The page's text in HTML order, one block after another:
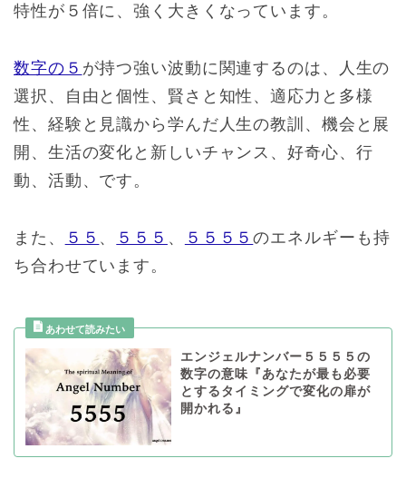
特性が５倍に、強く大きくなっています。
数字の５ が持つ強い波動に関連するのは、人生の
選択、自由と個性、賢さと知性、適応力と多様
性、経験と見識から学んだ人生の教訓、機会と展
開、生活の変化と新しいチャンス、好奇心、行
動、活動、です。
また、 ５５ 、 ５５５ 、 ５５５５のエネルギーも持
ち合わせています。
エンジェルナンバー５５５５の
数字の意味『あなたが最も必要
とするタイミングで変化の扉が
開かれる』